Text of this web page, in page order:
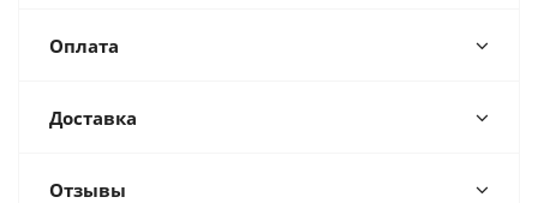
Оплата
Доставка
Отзывы